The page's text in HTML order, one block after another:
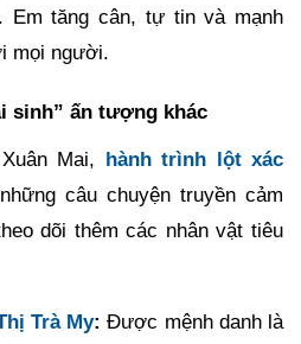
Em tăng cân, tự tin và mạnh
mọi người.
sinh” ấn tượng khác
Mai, hành trình lột xác
câu chuyện truyền cảm
dõi thêm các nhân vật tiêu
Trà My: Được mệnh danh là